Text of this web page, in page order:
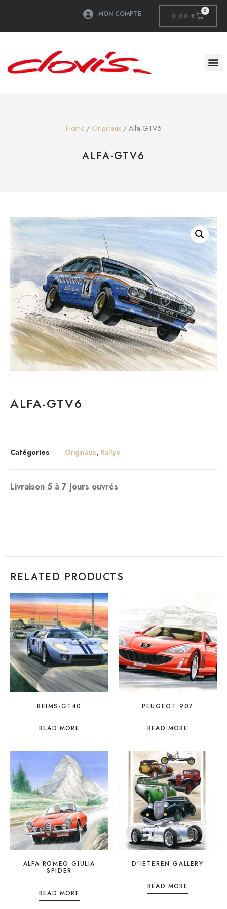
MON COMPTE 0,00€
0
Home/ Originaux/ Alfa-GTV6
ALFA-GTV6
ALFA-GTV6
Catégories Originaux, Rallye
Livraison 5 à 7 jours ouvrés
RELATED PRODUCTS
REIMS-GT40
READ MORE
PEUGEOT 907
READ MORE
ALFA ROMEO GIULIA
SPIDER
READ MORE
D’IETEREN GALLERY
READ MORE